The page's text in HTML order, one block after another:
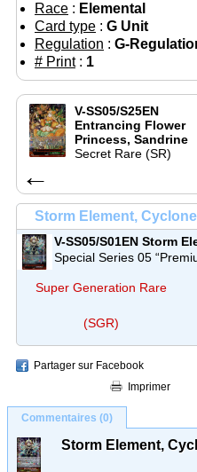
Race : Elemental
Card type : G Unit
Regulation : G-
# Print: 1
V-SS05/S25EN
Entrancing Flower
Princess, Sandrine
Secret Rare (SR)
←
Storm Element,
V-SS05/S01EN Storm
Generation Rare (SGR)
Special Series 05
Super Generation Rare
(SGR)
Partager sur Facebook
Imprimer
Commentaires (0)
Storm Element,